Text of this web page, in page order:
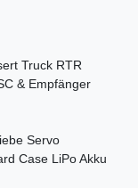
Truck RTR
& Empfänger
Servo
Case LiPo Akku